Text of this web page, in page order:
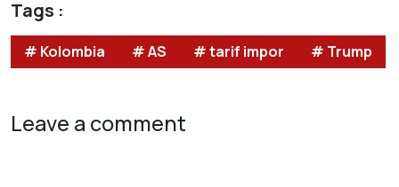
Tags :
# Kolombia # AS # tarif impor # Trump
Leave a comment